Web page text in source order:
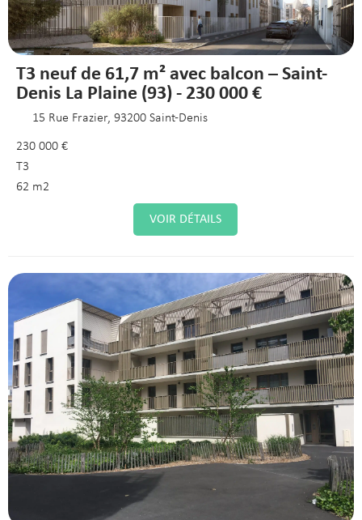
T3 neuf de 61,7 m² avec balcon – Saint-
Denis La Plaine (93) - 230 000 €
15 Rue Frazier, 93200 Saint-Denis
230 000 €
T3
62 m2
VOIR DÉTAILS